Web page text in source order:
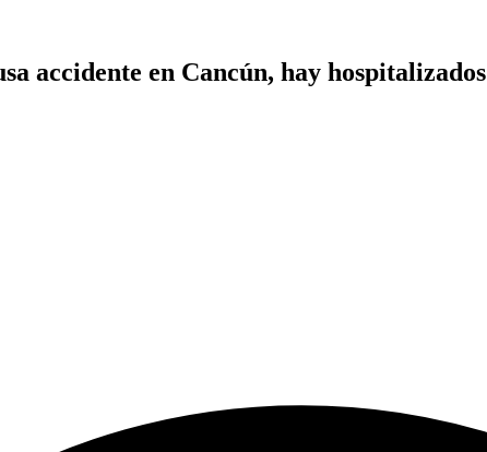
accidente en Cancún, hay hospitalizados